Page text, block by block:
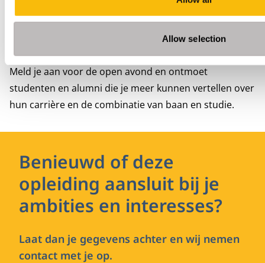
Allow selection
Executive Master of Finance & Control (RC). Ook de
Master Fiscaal Recht kan een ideale aanvulling zijn op
Meld je aan voor de open avond en ontmoet
studenten en alumni die je meer kunnen vertellen over
hun carrière en de combinatie van baan en studie.
Benieuwd of deze
opleiding aansluit bij je
ambities en interesses?
Laat dan je gegevens achter en wij nemen
contact met je op.